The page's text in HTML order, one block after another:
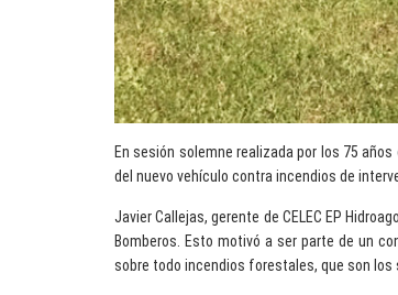
En sesión solemne realizada por los 75
del nuevo vehículo contra incendios de
Javier Callejas, gerente de CELEC EP
Bomberos. Esto motivó a ser parte de un
sobre todo incendios forestales, que son los